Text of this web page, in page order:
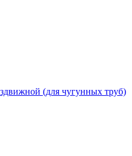
(для чугунных труб)